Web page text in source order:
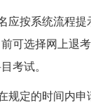
应按系统流程
可选择网上退
考试。
规定的时间内